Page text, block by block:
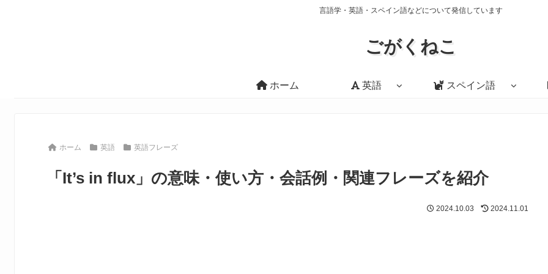
言語学・英語・スペイン語などについて発信しています
ごがくねこ
ホーム 英語 スペイン語
ホーム 英語 英語フレーズ
「It’s in flux」の意味・使い方・会話例・関連フレーズを紹介
2024.10.03 2024.11.01